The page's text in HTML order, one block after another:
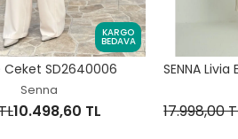
KARGO
BEDAVA
Pure Ceket SD2640006
Senna
10.498,60 TL
SENNA
17.998,00